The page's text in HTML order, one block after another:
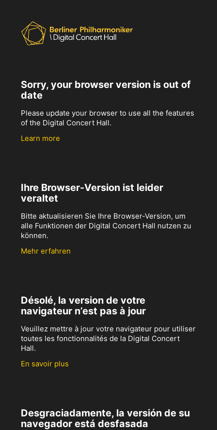
Sorry, your browser version is out of
date
Please update your browser to use all the features
of the Digital Concert Hall.
Learn more
Ihre Browser-Version ist leider
veraltet
Bitte aktualisieren Sie Ihre Browser-Version, um
alle Funktionen der Digital Concert Hall nutzen zu
können.
Mehr erfahren
Désolé, la version de votre
navigateur n’est pas à jour
Veuillez mettre à jour votre navigateur pour utiliser
toutes les fonctionnalités de la Digital Concert
Hall.
En savoir plus
Desgraciadamente, la versión de su
navegador está desfasada